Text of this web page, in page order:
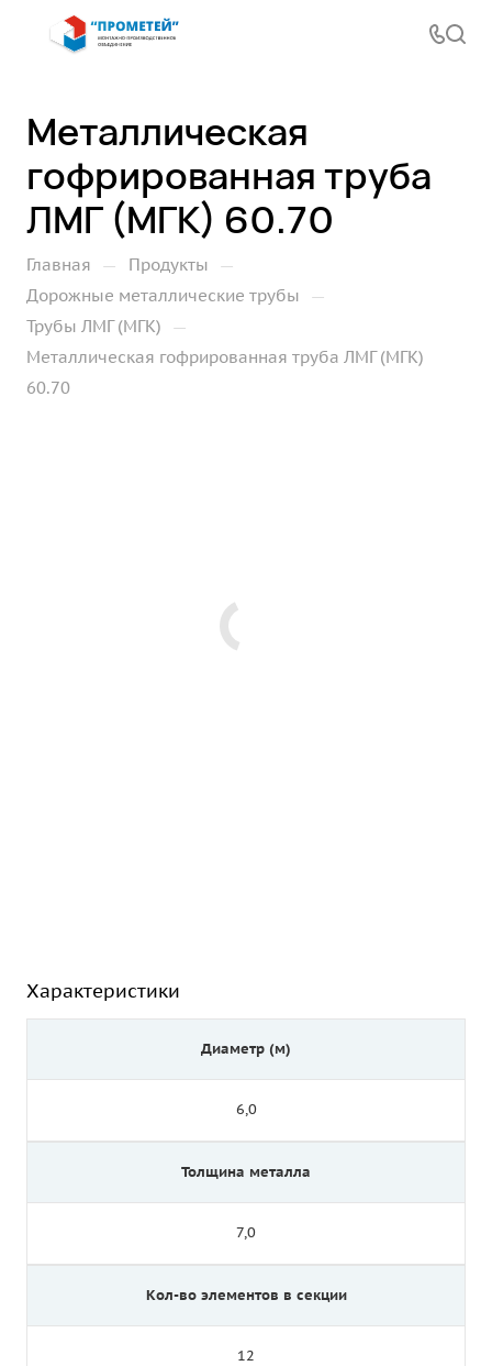
Металлическая
гофрированная труба
ЛМГ (МГК) 60.70
Главная — Продукты —
Дорожные металлические трубы —
Трубы ЛМГ (МГК) —
Металлическая гофрированная труба ЛМГ (МГК)
60.70
Характеристики
Диаметр (м)
6,0
Толщина металла
7,0
Кол-во элементов в секции
12